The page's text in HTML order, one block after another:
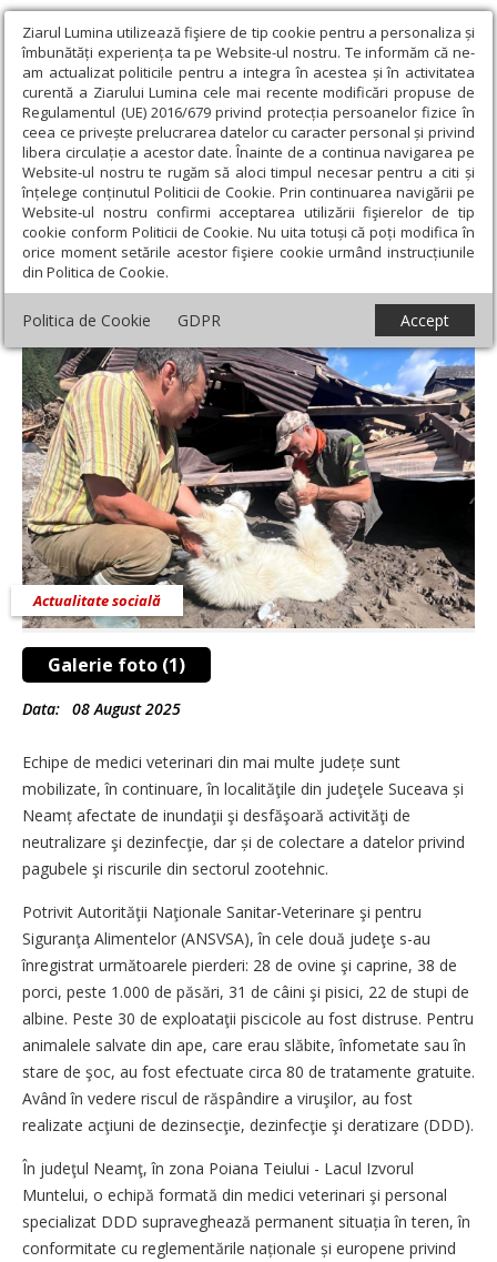
Ziarul Lumina utilizează fişiere de tip cookie pentru a personaliza și
îmbunătăți experiența ta pe Website-ul nostru. Te informăm că ne-
am actualizat politicile pentru a integra în acestea și în activitatea
curentă a Ziarului Lumina cele mai recente modificări propuse de
Regulamentul (UE) 2016/679 privind protecția persoanelor fizice în
ceea ce privește prelucrarea datelor cu caracter personal și privind
libera circulație a acestor date. Înainte de a continua navigarea pe
Website-ul nostru te rugăm să aloci timpul necesar pentru a citi și
înțelege conținutul Politicii de Cookie. Prin continuarea navigării pe
Website-ul nostru confirmi acceptarea utilizării fişierelor de tip
cookie conform Politicii de Cookie. Nu uita totuși că poți modifica în
orice moment setările acestor fişiere cookie urmând instrucțiunile
din Politica de Cookie.
Politica de Cookie GDPR Accept
Ziarul Lumina › Societate › Actualitate socială › Măsuri de
protejare a siguranței sanitar-veterinare în Suceava și Neamț
Măsuri de protejare a siguranței sanitar-
veterinare în Suceava și Neamț
Galerie foto (1)
Actualitate socială
Data: 08 August 2025
Echipe de medici veterinari din mai multe județe sunt
mobilizate, în continuare, în localităţile din judeţele Suceava și
Neamț afectate de inundaţii şi desfăşoară activităţi de
neutralizare şi dezinfecţie, dar și de colectare a datelor privind
pagubele şi riscurile din sectorul zootehnic.
Potrivit Autorităţii Naţionale Sanitar-Veterinare şi pentru
Siguranţa Alimentelor (ANSVSA), în cele două judeţe s-au
înregistrat următoarele pierderi: 28 de ovine şi caprine, 38 de
porci, peste 1.000 de păsări, 31 de câini şi pisici, 22 de stupi de
albine. Peste 30 de exploataţii piscicole au fost distruse. Pentru
animalele salvate din ape, care erau slăbite, înfometate sau în
stare de şoc, au fost efectuate circa 80 de tratamente gratuite.
Având în vedere riscul de răspândire a viruşilor, au fost
realizate acţiuni de dezinsecţie, dezinfecţie şi deratizare (DDD).
În judeţul Neamţ, în zona Poiana Teiului - Lacul Izvorul
Muntelui, o echipă formată din medici veterinari şi personal
specializat DDD supraveghează permanent situația în teren, în
conformitate cu reglementările naționale și europene privind